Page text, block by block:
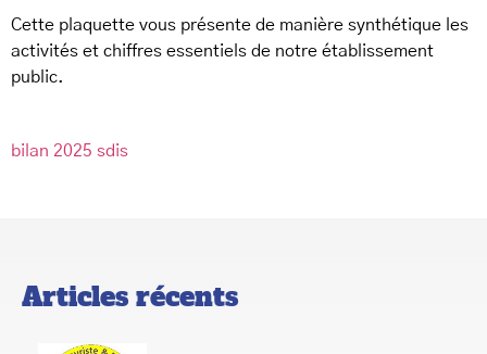
Cette plaquette vous présente de manière synthétique les
activités et chiffres essentiels de notre établissement
public.
bilan 2025 sdis
Articles récents